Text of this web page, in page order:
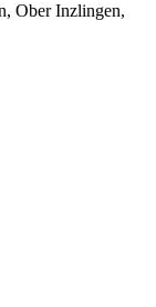
Ober Inzlingen,